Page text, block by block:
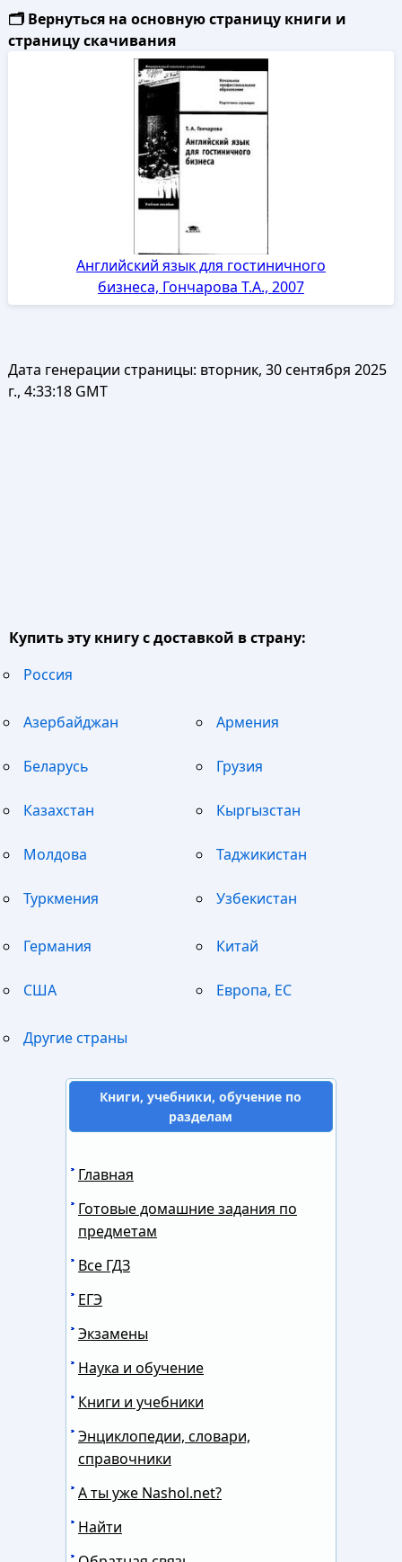
🗂️ Вернуться на основную страницу книги и
страницу скачивания
Английский язык для гостиничного
бизнеса, Гончарова Т.А., 2007
Дата генерации страницы: вторник, 30 сентября 2025
г., 4:33:18 GMT
Купить эту книгу с доставкой в страну:
Россия
Азербайджан Армения
Беларусь Грузия
Казахстан Кыргызстан
Молдова Таджикистан
Туркмения Узбекистан
Германия Китай
США Европа, ЕС
Другие страны
Книги, учебники, обучение по
разделам
Главная
Готовые домашние задания по
предметам
Все ГДЗ
ЕГЭ
Экзамены
Наука и обучение
Книги и учебники
Энциклопедии, словари,
справочники
А ты уже Nashol.net?
Найти